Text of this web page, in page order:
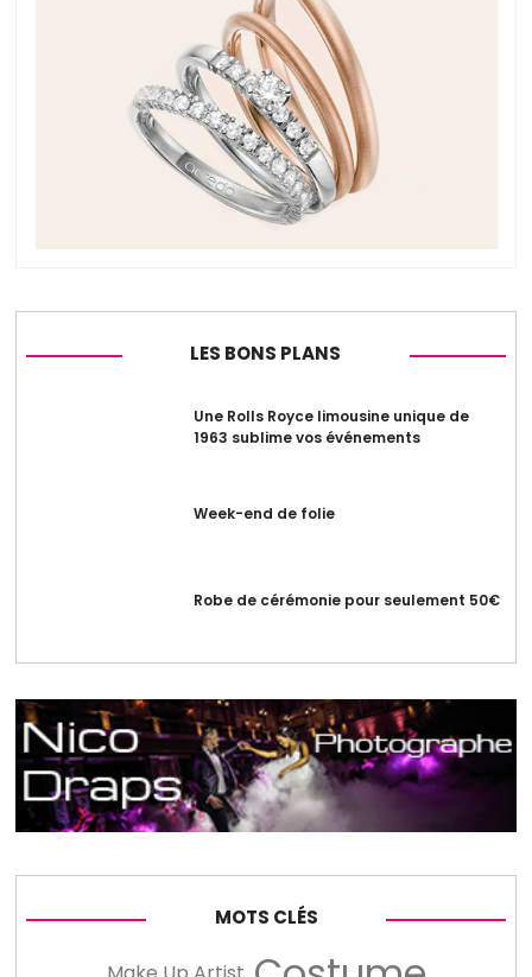
LES BONS PLANS
Une Rolls Royce limousine unique de
1963 sublime vos événements
Week-end de folie
Robe de cérémonie pour seulement 50€
MOTS CLÉS